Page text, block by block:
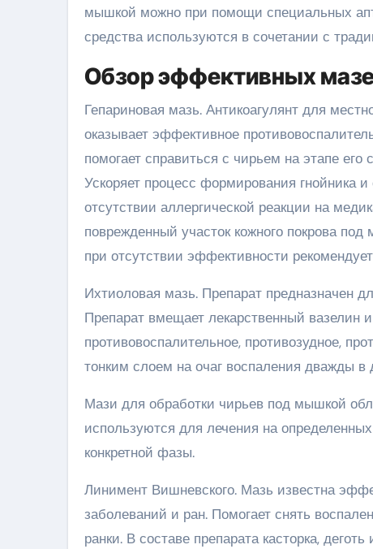
мышкой можно при помощи специальных
средства используются в сочетании с
Обзор эффективных
Гепариновая мазь. Антикоагулянт для
оказывает эффективное
помогает справиться с чирьем на этапе
Ускоряет процесс формирования гнойника
отсутствии аллергической реакции на
поврежденный участок кожного покрова
при отсутствии эффективности
Ихтиоловая мазь. Препарат предназначен
Препарат вмещает лекарственный вазелин
противовоспалительное, противозудное,
тонким слоем на очаг воспаления дважды в
Мази для обработки чирьев под мышкой
используются для лечения на
конкретной фазы.
Линимент Вишневского. Мазь известна
заболеваний и ран. Помогает снять
ранки. В составе препарата касторка,